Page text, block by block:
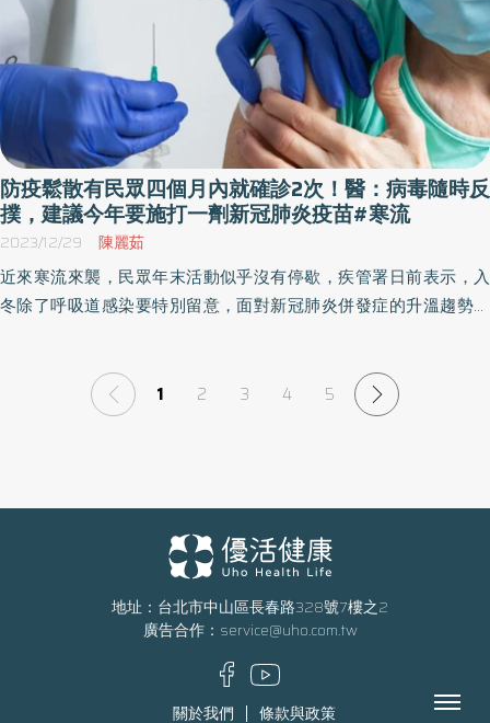
防疫鬆散有民眾四個月內就確診2次！醫：病毒隨時反
撲，建議今年要施打一劑新冠肺炎疫苗#寒流
2023/12/29 陳麗茹
近來寒流來襲，民眾年末活動似乎沒有停歇，疾管署日前表示，入
冬除了呼吸道感染要特別留意，面對新冠肺炎併發症的升溫趨勢，
株有相當大的變異性，因此，民眾預先做好防護、施打疫苗才是最
好的預防之道。 臺灣家庭醫學醫學會監事李祥和醫師表示，新冠肺
XBB延伸譜系作為新疫苗抗原成分，以提升對抗病毒株的免疫保護
事，李祥和醫師解釋，病毒一直持續變化，人的身體不可能有數萬
打疫苗的原因。 從職場防疫、家庭防護來說都應全面施打 從統計數
角度來看，不只是高危險族群，從職場防疫、家庭防護的角度來
說，民眾都應施打最新疫苗。李祥和醫師說明，目前因應新冠肺炎
1 2 3 4 5
地址：台北市中山區長春路328號7樓之2
廣告合作： service@uho.com.tw
關於我們 條款與政策 Menu